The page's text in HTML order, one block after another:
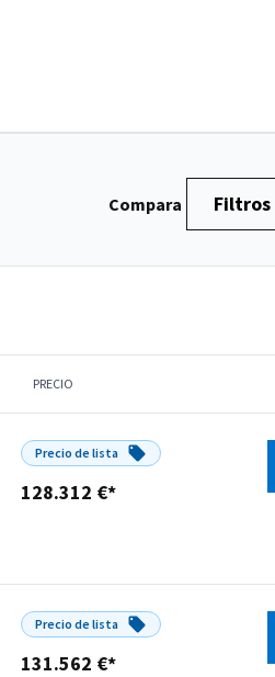
Compara Filtros
PRECIO
Precio de lista
128.312 €*
Precio de lista
131.562 €*